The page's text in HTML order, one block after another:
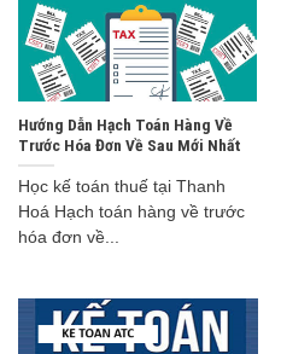
Hướng Dẫn Hạch Toán Hàng Về
Trước Hóa Đơn Về Sau Mới Nhất
Học kế toán thuế tại Thanh
Hoá Hạch toán hàng về trước
hóa đơn về...